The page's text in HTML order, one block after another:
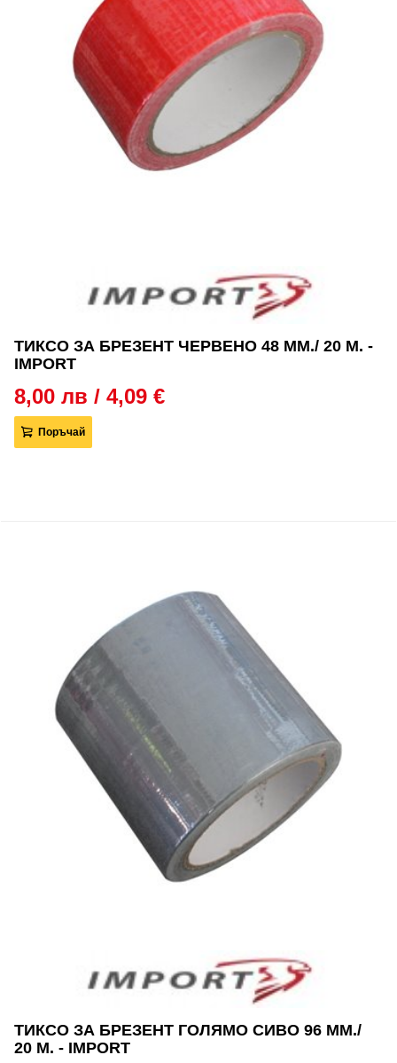
ТИКСО ЗА БРЕЗЕНТ ЧЕРВЕНО 48 ММ./ 20 М. -
IMPORT
8,00 лв / 4,09 €
Поръчай
ТИКСО ЗА БРЕЗЕНТ ГОЛЯМО СИВО 96 ММ./
20 М. - IMPORT